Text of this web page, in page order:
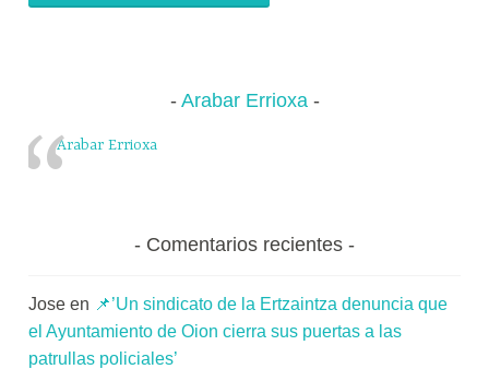
Arabar Errioxa
Arabar Errioxa
Comentarios recientes
Jose en 📌’Un sindicato de la Ertzaintza denuncia que
el Ayuntamiento de Oion cierra sus puertas a las
patrullas policiales’